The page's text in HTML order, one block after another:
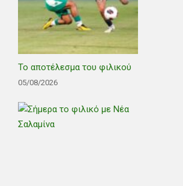
Το αποτέλεσμα του φιλικού
05/08/2026